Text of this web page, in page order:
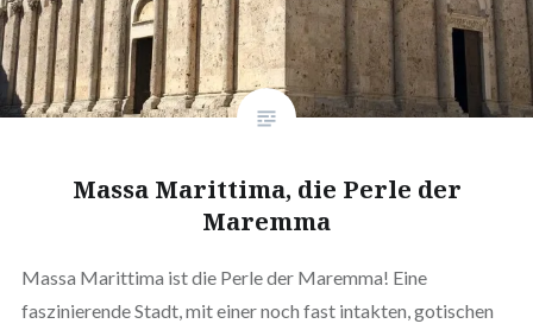
Massa Marittima, die Perle der
Maremma
Massa Marittima ist die Perle der Maremma! Eine
faszinierende Stadt, mit einer noch fast intakten, gotischen